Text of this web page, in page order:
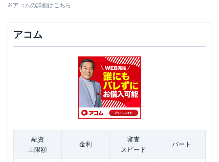
※アコムの詳細はこちら
アコム
融資
上限額
金利
審査
スピード
パート